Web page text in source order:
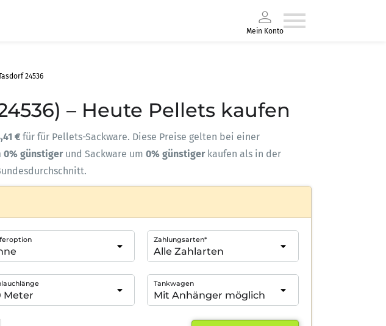
Mein Konto
24536
– Heute Pellets kaufen
€ für für Pellets-Sackware. Diese Preise gelten bei einer
0% günstiger und Sackware um 0% günstigerkaufen als in der
Zahlungsarten*
Tankwagen